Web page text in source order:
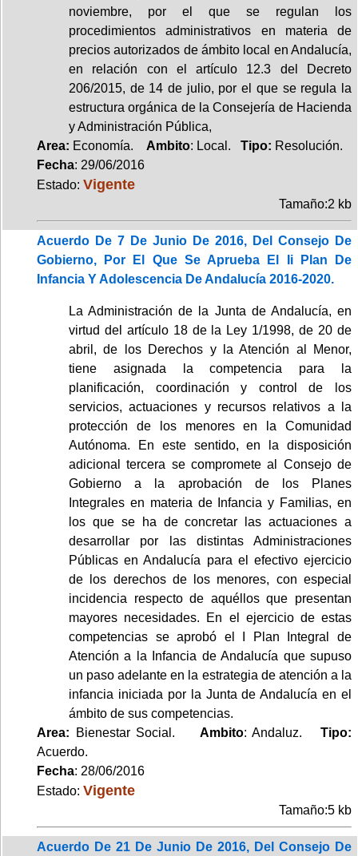
noviembre, por el que se regulan los
procedimientos administrativos en materia de
precios autorizados de ámbito local en Andalucía,
en relación con el artículo 12.3 del Decreto
206/2015, de 14 de julio, por el que se regula la
estructura orgánica de la Consejería de Hacienda
y Administración Pública,
Area: Economía. Ambito: Local. Tipo: Resolución.
Fecha: 29/06/2016
Estado: Vigente
Tamaño:2 kb
Acuerdo De 7 De Junio De 2016, Del Consejo De
Gobierno, Por El Que Se Aprueba El Ii Plan De
Infancia Y Adolescencia De Andalucía 2016-2020.
La Administración de la Junta de Andalucía, en
virtud del artículo 18 de la Ley 1/1998, de 20 de
abril, de los Derechos y la Atención al Menor,
tiene asignada la competencia para la
planificación, coordinación y control de los
servicios, actuaciones y recursos relativos a la
protección de los menores en la Comunidad
Autónoma. En este sentido, en la disposición
adicional tercera se compromete al Consejo de
Gobierno a la aprobación de los Planes
Integrales en materia de Infancia y Familias, en
los que se ha de concretar las actuaciones a
desarrollar por las distintas Administraciones
Públicas en Andalucía para el efectivo ejercicio
de los derechos de los menores, con especial
incidencia respecto de aquéllos que presentan
mayores necesidades. En el ejercicio de estas
competencias se aprobó el I Plan Integral de
Atención a la Infancia de Andalucía que supuso
un paso adelante en la estrategia de atención a la
infancia iniciada por la Junta de Andalucía en el
ámbito de sus competencias.
Area: Bienestar Social. Ambito: Andaluz.Tipo:
Acuerdo.
Fecha: 28/06/2016
Estado: Vigente
Tamaño:5 kb
Acuerdo De 21 De Junio De 2016, Del Consejo De